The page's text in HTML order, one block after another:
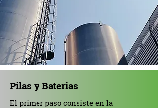
Pilas y Baterias
El primer paso consiste en la